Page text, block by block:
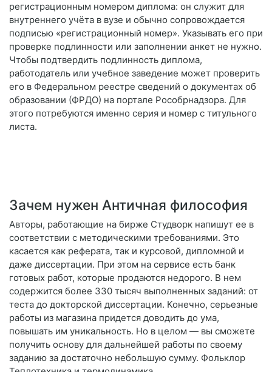
регистрационным номером диплома: он служит для
внутреннего учёта в вузе и обычно сопровождается
подписью «регистрационный номер». Указывать его при
проверке подлинности или заполнении анкет не нужно.
Чтобы подтвердить подлинность диплома,
работодатель или учебное заведение может проверить
его в Федеральном реестре сведений о документах об
образовании (ФРДО) на портале Рособрнадзора. Для
этого потребуются именно серия и номер с титульного
листа.
Зачем нужен Античная философия
Авторы, работающие на бирже Студворк напишут ее в
соответствии с методическими требованиями. Это
касается как реферата, так и курсовой, дипломной и
даже диссертации. При этом на сервисе есть банк
готовых работ, которые продаются недорого. В нем
содержится более 330 тысяч выполненных заданий: от
теста до докторской диссертации. Конечно, серьезные
работы из магазина придется доводить до ума,
повышать им уникальность. Но в целом — вы сможете
получить основу для дальнейшей работы по своему
заданию за достаточно небольшую сумму. Фольклор